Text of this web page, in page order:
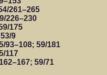
261–265
226–230
175
53/9
93–108; 59/181
117
59/71